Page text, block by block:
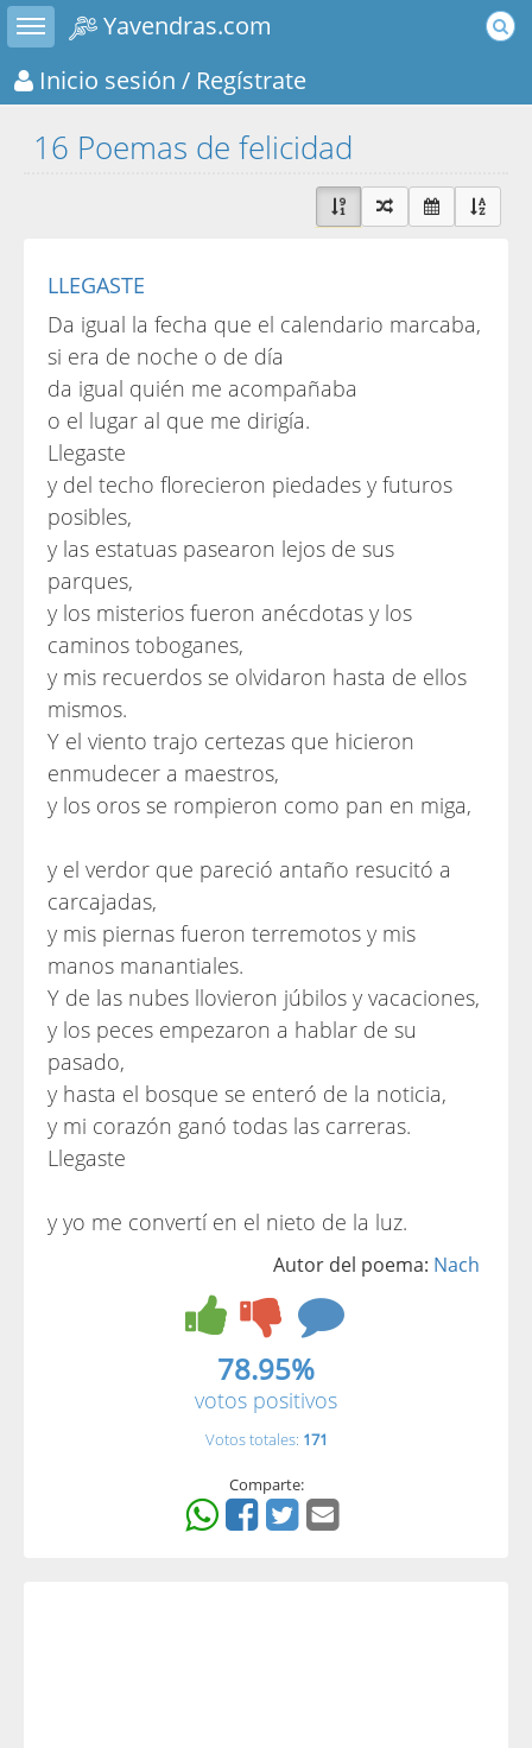
Toggle sidebar
Yavendras.com
Inicio sesión / Regístrate
16 Poemas de felicidad
LLEGASTE
Da igual la fecha que el calendario marcaba,
si era de noche o de día
da igual quién me acompañaba
o el lugar al que me dirigía.
Llegaste
y del techo florecieron piedades y futuros
posibles,
y las estatuas pasearon lejos de sus
parques,
y los misterios fueron anécdotas y los
caminos toboganes,
y mis recuerdos se olvidaron hasta de ellos
mismos.
Y el viento trajo certezas que hicieron
enmudecer a maestros,
y los oros se rompieron como pan en miga,
y el verdor que pareció antaño resucitó a
carcajadas,
y mis piernas fueron terremotos y mis
manos manantiales.
Y de las nubes llovieron júbilos y vacaciones,
y los peces empezaron a hablar de su
pasado,
y hasta el bosque se enteró de la noticia,
y mi corazón ganó todas las carreras.
Llegaste
y yo me convertí en el nieto de la luz.
Autor del poema: Nach
78.95%
votos positivos
Votos totales: 171
Comparte: